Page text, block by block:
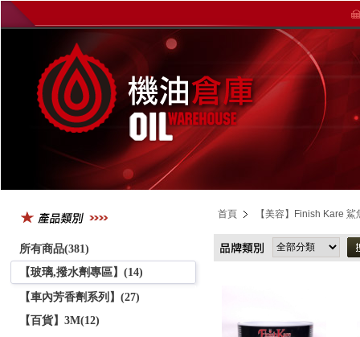
所有商品(381)
【玻璃,撥水劑專區】(14)
【車內芳香劑系列】(27)
【百貨】3M(12)
首頁 【美容】Finish Kare 鯊